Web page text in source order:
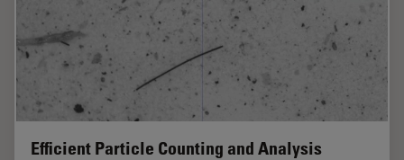
Efficient Particle Counting and Analysis